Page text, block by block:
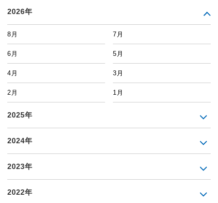
2026年
8月 7月
6月 5月
4月 3月
2月 1月
2025年
2024年
2023年
2022年